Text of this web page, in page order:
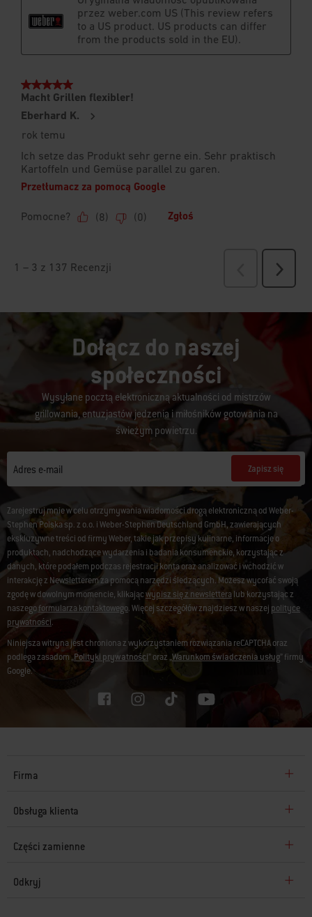
Dołącz do naszej
społeczności
Wysyłane pocztą elektroniczną aktualności od mistrzów
grillowania, entuzjastów jedzenia i miłośników gotowania na
świeżym powietrzu.
Adres e-mail Zapisz się
Zarejestruj mnie w celu otrzymywania wiadomości drogą elektroniczną od Weber-
Stephen Polska sp. z o.o. i Weber-Stephen Deutschland GmbH, zawierających
ekskluzywne treści od firmy Weber, takie jak przepisy kulinarne, informacje o
produktach, nadchodzące wydarzenia i badania konsumenckie, korzystając z
danych, które podałem podczas rejestracji konta oraz analizować i wchodzić w
interakcję z Newsletterem za pomocą narzędzi śledzących. Możesz wycofać swoją
zgodę w dowolnym momencie, klikającwypisz się z newslettera lub korzystając z
naszegoformularza kontaktowego. Więcej szczegółów znajdziesz w naszej polityce
prywatności.
Niniejsza witryna jest chroniona z wykorzystaniem rozwiązania reCAPTCHA oraz
podlega zasadom „Polityki prywatności” oraz „Warunkom świadczenia usług” firmy
Google.
Firma
Obsługa klienta
Części zamienne
Odkryj